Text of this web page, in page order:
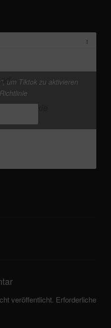
– Frankie
um Tiktok zu aktivieren
veröffentlicht. Erforderliche